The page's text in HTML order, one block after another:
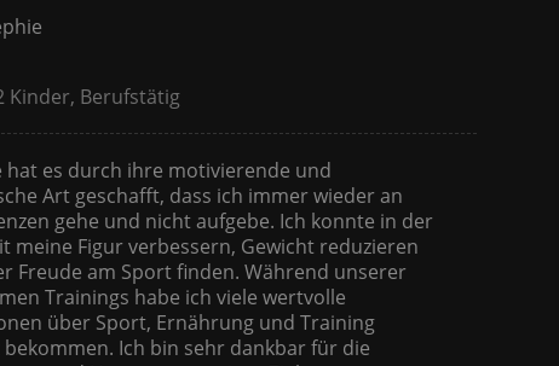
Kinder, Berufstätig
hat es durch ihre motivierende und
Art geschafft, dass ich immer wieder an
gehe und nicht aufgebe. Ich konnte in der
meine Figur verbessern, Gewicht reduzieren
Freude am Sport finden. Während unserer
Trainings habe ich viele wertvolle
über Sport, Ernährung und Training
Ich bin sehr dankbar für die